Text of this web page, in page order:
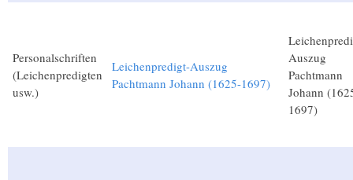
Personalschriften
(Leichenpredigten
usw.)
Leichenpredigt-Auszug
Pachtmann Johann (1625-1697)
Auszug
Pachtmann
Johann
1697)